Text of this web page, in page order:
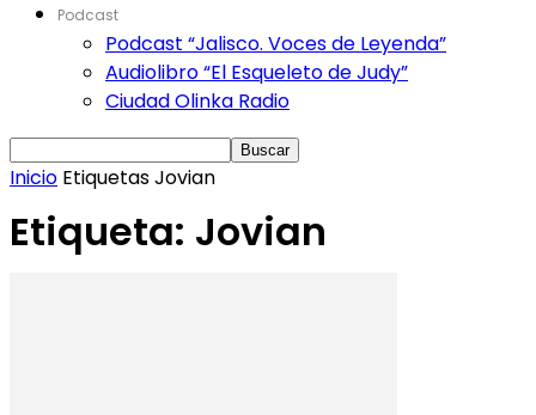
Podcast
Podcast “Jalisco. Voces de Leyenda”
Audiolibro “El Esqueleto de Judy”
Ciudad Olinka Radio
Inicio EtiquetasJovian
Etiqueta: Jovian